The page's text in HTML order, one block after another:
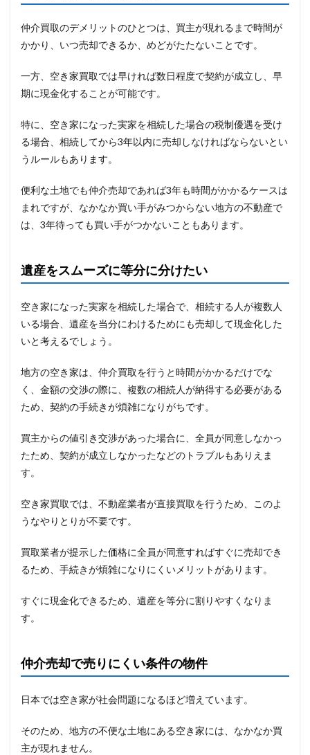
仲介買取のデメリットのひとつは、買主が現れるまで時間が
かかり、いつ売却できるか、めどがたたないことです。
一方、空き家買取では早ければ数日程度で契約が成立し、早
期に現金化することが可能です。
特に、空き家になった実家を相続した場合の税制優遇を受け
る場合、相続してから3年以内に売却しなければならないとい
うルールもあります。
便利な土地でも仲介売却であれば3年も時間がかかるケースは
まれですが、なかなか買い手がみつからない地方の不動産で
は、3年待っても買い手がつかないこともあります。
遺産をスムーズに等分に分けたい
空き家になった実家を相続した場合で、相続する人が複数人
いる場合、遺産を当分にわけるためにも売却して現金化した
いと考えるでしょう。
地方の空き家は、仲介買取を行うと時間がかかるだけでな
く、金額の交渉の際に、複数の相続人が納得する必要がある
ため、契約の手続きが煩雑になりがちです。
買主からの値引き交渉があった場合に、全員が同意しなかっ
たため、契約が成立しなかったなどのトラブルもありえま
す。
空き家買取では、不動産業者が直接買取を行うため、このよ
うなやりとりが不要です。
買取業者が提示した価格に全員が同意すればすぐに売却でき
るため、手続きが煩雑になりにくいメリットがあります。
すぐに現金化できるため、遺産を等分に割りやすくなりま
す。
仲介売却で売りにくい条件の物件
日本では空き家が社会問題になるほど増えています。
そのため、地方の不便な土地にある空き家には、なかなか買
主が現れません。